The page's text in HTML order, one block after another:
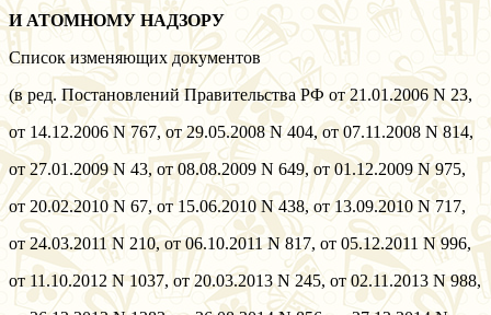
И АТОМНОМУ НАДЗОРУ
Список изменяющих документов
(в ред. Постановлений Правительства РФ от 21.01.2006 N 23,
от 14.12.2006 N 767, от 29.05.2008 N 404, от 07.11.2008 N 814,
от 27.01.2009 N 43, от 08.08.2009 N 649, от 01.12.2009 N 975,
от 20.02.2010 N 67, от 15.06.2010 N 438, от 13.09.2010 N 717,
от 24.03.2011 N 210, от 06.10.2011 N 817, от 05.12.2011 N 996,
от 11.10.2012 N 1037, от 20.03.2013 N 245, от 02.11.2013 N 988,